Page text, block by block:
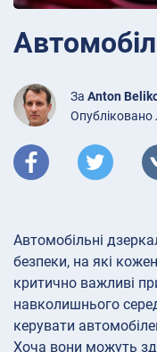
За Anton
Опубліковано
Автомобільні
безпеки, на які
критично важливі
навколишнього
керувати
Хоча вони можуть